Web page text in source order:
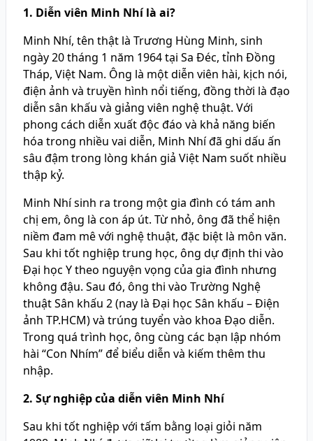
1. Diễn viên Minh Nhí là ai?
Minh Nhí, tên thật là Trương Hùng Minh, sinh
ngày 20 tháng 1 năm 1964 tại Sa Đéc, tỉnh Đồng
Tháp, Việt Nam. Ông là một diễn viên hài, kịch nói,
điện ảnh và truyền hình nổi tiếng, đồng thời là đạo
diễn sân khấu và giảng viên nghệ thuật. Với
phong cách diễn xuất độc đáo và khả năng biến
hóa trong nhiều vai diễn, Minh Nhí đã ghi dấu ấn
sâu đậm trong lòng khán giả Việt Nam suốt nhiều
thập kỷ.
Minh Nhí sinh ra trong một gia đình có tám anh
chị em, ông là con áp út. Từ nhỏ, ông đã thể hiện
niềm đam mê với nghệ thuật, đặc biệt là môn văn.
Sau khi tốt nghiệp trung học, ông dự định thi vào
Đại học Y theo nguyện vọng của gia đình nhưng
không đậu. Sau đó, ông thi vào Trường Nghệ
thuật Sân khấu 2 (nay là Đại học Sân khấu – Điện
ảnh TP.HCM) và trúng tuyển vào khoa Đạo diễn.
Trong quá trình học, ông cùng các bạn lập nhóm
hài “Con Nhím” để biểu diễn và kiếm thêm thu
nhập.
2. Sự nghiệp của diễn viên Minh Nhí
Sau khi tốt nghiệp với tấm bằng loại giỏi năm